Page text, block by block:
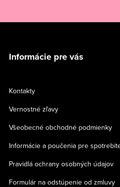
Informácie pre vás
Kontakty
Vernostné zľavy
Všeobecné obchodné podmienky
Informácie a poučenia pre
Pravidlá ochrany osobných údajov
Formulár na odstúpenie od zmluvy